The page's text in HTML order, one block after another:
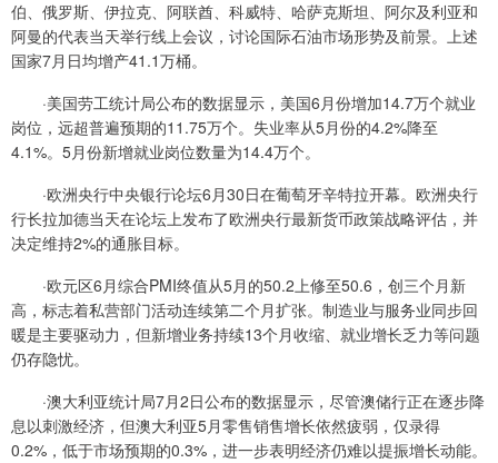
伯、俄罗斯、伊拉克、阿联酋、科威特、哈萨克斯坦、阿尔及利亚和
阿曼的代表当天举行线上会议，讨论国际石油市场形势及前景。上述
国家7月日均增产41.1万桶。
·美国劳工统计局公布的数据显示，美国6月份增加14.7万个就业
岗位，远超普遍预期的11.75万个。失业率从5月份的4.2%降至
4.1%。5月份新增就业岗位数量为14.4万个。
·欧洲央行中央银行论坛6月30日在葡萄牙辛特拉开幕。欧洲央行
行长拉加德当天在论坛上发布了欧洲央行最新货币政策战略评估，并
决定维持2%的通胀目标。
·欧元区6月综合PMI终值从5月的50.2上修至50.6，创三个月新
高，标志着私营部门活动连续第二个月扩张。制造业与服务业同步回
暖是主要驱动力，但新增业务持续13个月收缩、就业增长乏力等问题
仍存隐忧。
·澳大利亚统计局7月2日公布的数据显示，尽管澳储行正在逐步降
息以刺激经济，但澳大利亚5月零售销售增长依然疲弱，仅录得
0.2%，低于市场预期的0.3%，进一步表明经济仍难以提振增长动能。